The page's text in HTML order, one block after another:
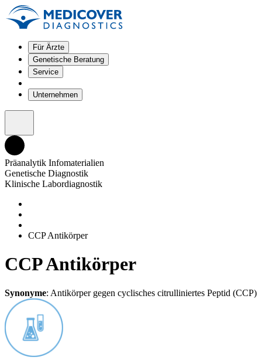
Für Ärzte
Genetische Beratung
Service
Unternehmen
Präanalytik Infomaterialien
Genetische Diagnostik
Klinische Labordiagnostik
CCP Antikörper
CCP Antikörper
Synonyme: Antikörper gegen cyclisches citrulliniertes Peptid (CCP)